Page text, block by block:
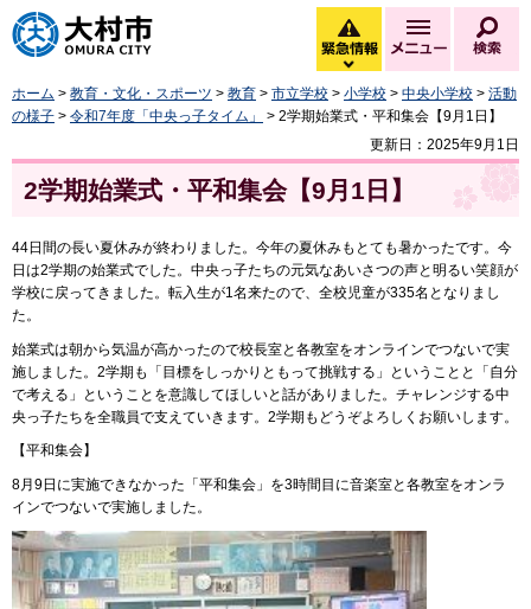
大村市
緊急情報
緊急情報を開く
メニュー
ホーム > 教育・文化・スポーツ > 教育 > 市立学校 > 小学校 > 中央小学校 > 活動
の様子 > 令和7年度「中央っ子タイム」
> 2学期始業式・平和集会【9月1日】
更新日：2025年9月1日
2学期始業式・平和集会【9月1日】
44日間の長い夏休みが終わりました。今年の夏休みもとても暑かったです。今
日は2学期の始業式でした。中央っ子たちの元気なあいさつの声と明るい笑顔が
学校に戻ってきました。転入生が1名来たので、全校児童が335名となりまし
た。
始業式は朝から気温が高かったので校長室と各教室をオンラインでつないで実
施しました。2学期も「目標をしっかりともって挑戦する」ということと「自分
で考える」ということを意識してほしいと話がありました。チャレンジする中
央っ子たちを全職員で支えていきます。2学期もどうぞよろしくお願いします。
【平和集会】
8月9日に実施できなかった「平和集会」を3時間目に音楽室と各教室をオンラ
インでつないで実施しました。